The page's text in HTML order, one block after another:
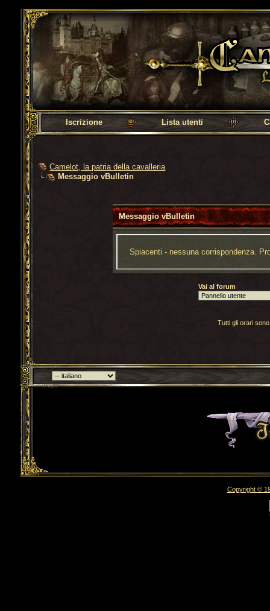
Camelot, la patria della cavalleria
Iscrizione Lista utenti
Camelot, la patria della cavalleria
Messaggio vBulletin
Messaggio vBulletin
Spiacenti - nessuna corrispondenza.
Vai al forum
Tutti gli orari
Torna indietro
Copyright ©